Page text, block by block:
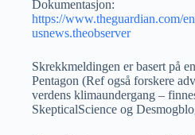
Dokumentasjon:
https://www.theguardian.com/
usnews.theobserver
Skrekkmeldingen er basert på
Pentagon (Ref også forskere
verdens klimaundergang –
SkepticalScience og